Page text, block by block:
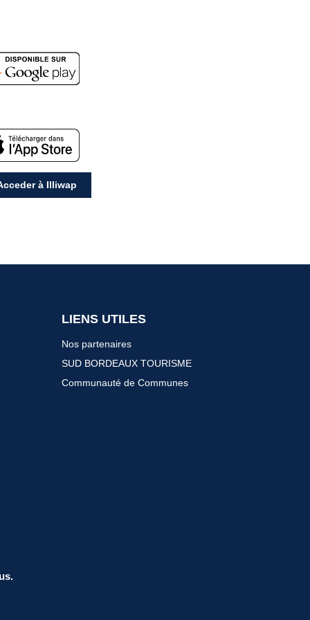
à Illiwap
LIENS UTILES
Nos partenaires
SUD BORDEAUX TOURISME
Communauté de Communes